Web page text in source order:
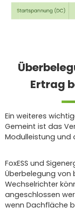
Ertrag
Ein weiteres
Gemeint ist das
Modulleistung und
FoxESS und
Überbelegung von
Wechselrichter
angeschlossen
wenn Dachfläche